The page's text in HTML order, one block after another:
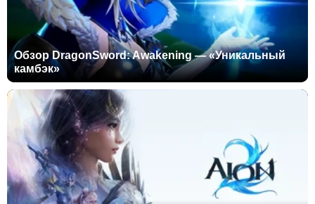
Обзор DragonSword: Awakening — «Уникальный
камбэк»